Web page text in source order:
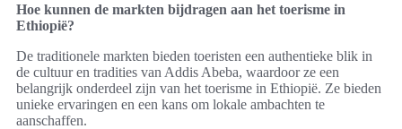
Hoe kunnen de markten bijdragen aan het toerisme in
Ethiopië?
De traditionele markten bieden toeristen een authentieke blik in
de cultuur en tradities van Addis Abeba, waardoor ze een
belangrijk onderdeel zijn van het toerisme in Ethiopië. Ze bieden
unieke ervaringen en een kans om lokale ambachten te
aanschaffen.